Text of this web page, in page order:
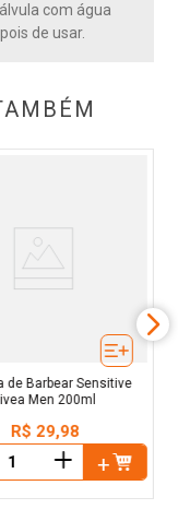
com água
de usar.
de Barbear Sensitive
Men 200ml
R$ 29,98
＋